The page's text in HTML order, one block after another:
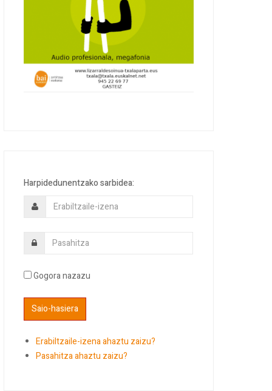
Harpidedunentzako sarbidea:
Gogora nazazu
Erabiltzaile-izena ahaztu zaizu?
Pasahitza ahaztu zaizu?